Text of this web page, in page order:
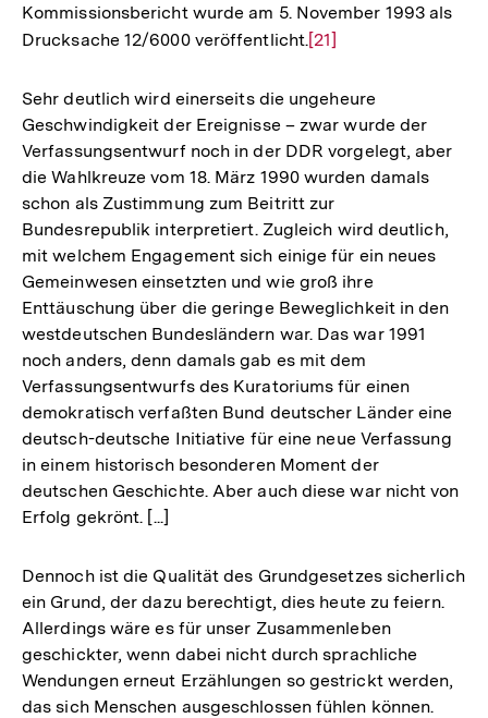
Kommissionsbericht wurde am 5. November 1993 als
Drucksache 12/6000 veröffentlicht.Zur
der
Fußnote
[21]
Sehr deutlich wird einerseits die ungeheure
Geschwindigkeit der Ereignisse – zwar wurde der
Verfassungsentwurf noch in der DDR vorgelegt, aber
die Wahlkreuze vom 18. März 1990 wurden damals
schon als Zustimmung zum Beitritt zur
Bundesrepublik interpretiert. Zugleich wird deutlich,
mit welchem Engagement sich einige für ein neues
Gemeinwesen einsetzten und wie groß ihre
Enttäuschung über die geringe Beweglichkeit in den
westdeutschen Bundesländern war. Das war 1991
noch anders, denn damals gab es mit dem
Verfassungsentwurfs des Kuratoriums für einen
demokratisch verfaßten Bund deutscher Länder eine
deutsch-deutsche Initiative für eine neue Verfassung
in einem historisch besonderen Moment der
deutschen Geschichte. Aber auch diese war nicht von
Erfolg gekrönt. [...]
Dennoch ist die Qualität des Grundgesetzes sicherlich
ein Grund, der dazu berechtigt, dies heute zu feiern.
Allerdings wäre es für unser Zusammenleben
geschickter, wenn dabei nicht durch sprachliche
Wendungen erneut Erzählungen so gestrickt werden,
das sich Menschen ausgeschlossen fühlen können.